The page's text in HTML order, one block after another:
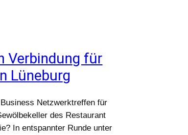
Verbindung für
Lüneburg
Netzwerktreffen für
des Restaurant
In entspannter Runde unter